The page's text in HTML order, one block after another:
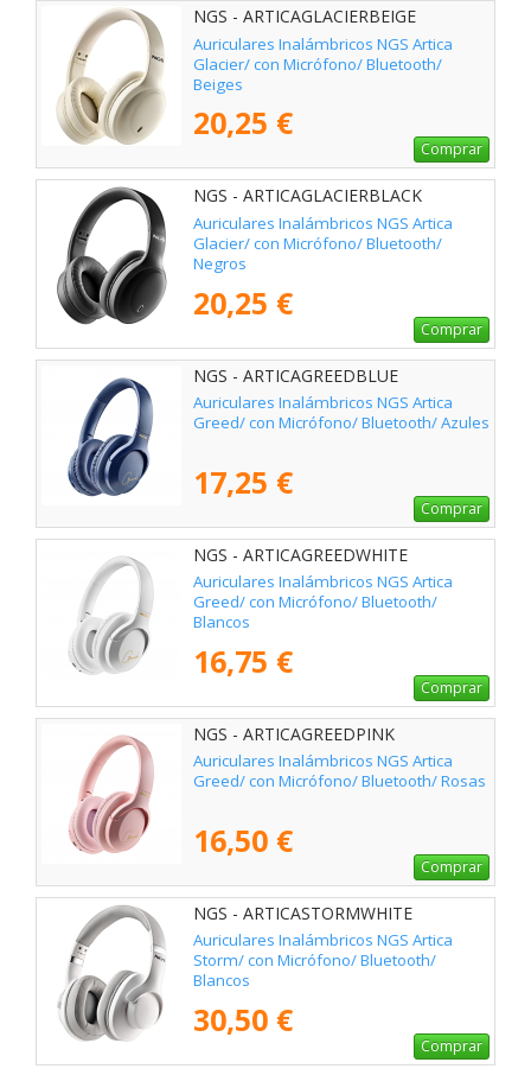
NGS - ARTICAGLACIERBEIGE
Auriculares Inalámbricos NGS Artica
Glacier/ con Micrófono/ Bluetooth/
Beiges
20,25 €
Comprar
NGS - ARTICAGLACIERBLACK
Auriculares Inalámbricos NGS Artica
Glacier/ con Micrófono/ Bluetooth/
Negros
20,25 €
Comprar
NGS - ARTICAGREEDBLUE
Auriculares Inalámbricos NGS Artica
Greed/ con Micrófono/ Bluetooth/ Azules
17,25 €
Comprar
NGS - ARTICAGREEDWHITE
Auriculares Inalámbricos NGS Artica
Greed/ con Micrófono/ Bluetooth/
Blancos
16,75 €
Comprar
NGS - ARTICAGREEDPINK
Auriculares Inalámbricos NGS Artica
Greed/ con Micrófono/ Bluetooth/ Rosas
16,50 €
Comprar
NGS - ARTICASTORMWHITE
Auriculares Inalámbricos NGS Artica
Storm/ con Micrófono/ Bluetooth/
Blancos
30,50 €
Comprar